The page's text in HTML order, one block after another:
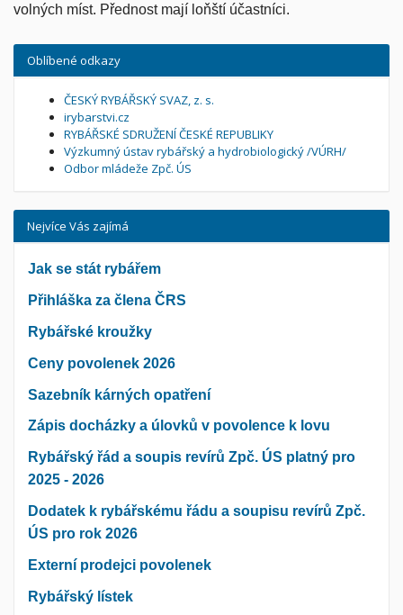
volných míst. Přednost mají loňští účastníci.
Oblíbené odkazy
ČESKÝ RYBÁŘSKÝ SVAZ, z. s.
irybarstvi.cz
RYBÁŘSKÉ SDRUŽENÍ ČESKÉ REPUBLIKY
Výzkumný ústav rybářský a hydrobiologický /VÚRH/
Odbor mládeže Zpč. ÚS
Nejvíce Vás zajímá
Jak se stát rybářem
Přihláška za člena ČRS
Rybářské kroužky
Ceny povolenek 2026
Sazebník kárných opatření
Zápis docházky a úlovků v povolence k lovu
Rybářský řád a soupis revírů Zpč. ÚS platný pro
2025 - 2026
Dodatek k rybářskému řádu a soupisu revírů Zpč.
ÚS pro rok 2026
Externí prodejci povolenek
Rybářský lístek